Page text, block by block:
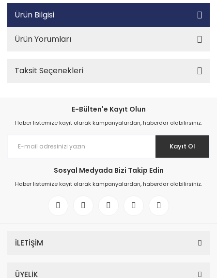
Ürün Bilgisi
Ürün Yorumları
Taksit Seçenekleri
E-Bülten'e Kayıt Olun
Haber listemize kayıt olarak kampanyalardan, haberdar olabilirsiniz.
Kayıt Ol
Sosyal Medyada Bizi Takip Edin
Haber listemize kayıt olarak kampanyalardan, haberdar olabilirsiniz.
İLETİŞİM
ÜYELİK